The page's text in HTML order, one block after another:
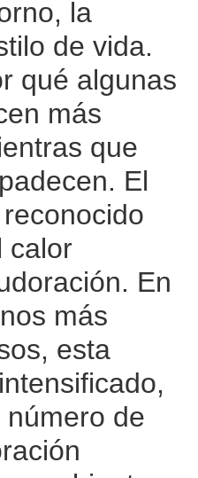
la
de vida.
qué algunas
más
que
El
calor
En
más
esta
de